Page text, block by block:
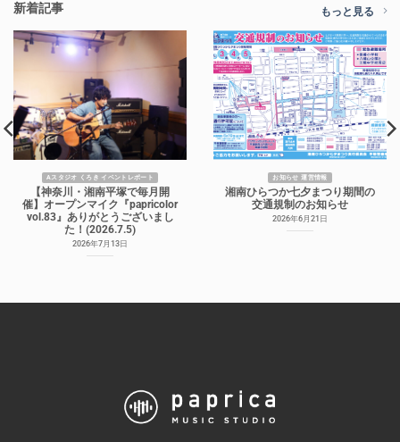
新着記事 もっと見る
Aスタジオ くろき イベントレポート
【神奈川・湘南平塚で毎月開
催】オープンマイク『papricolor
vol.83』ありがとうございまし
た！(2026.7.5)
2026年7月13日
お知らせ 運営情報
湘南ひらつか七夕まつり期間の
交通規制のお知らせ
2026年6月21日